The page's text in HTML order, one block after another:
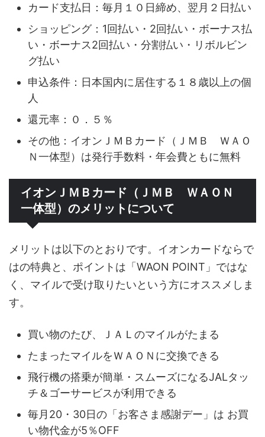
カード支払日：毎月１０日締め、翌月２日払い
ショッピング：1回払い・2回払い・ボーナス払
い・ボーナス2回払い・分割払い・リボルビン
グ払い
申込条件：日本国内に居住する１８歳以上の個
人
還元率：０．５％
その他：イオンＪＭＢカード（ＪＭＢ ＷＡＯ
Ｎ一体型）は発行手数料・年会費ともに無料
イオンＪＭＢカード（ＪＭＢ ＷＡＯＮ
一体型）のメリットについて
メリットは以下のとおりです。イオンカードならで
はの特典と、ポイントは「WAON POINT」ではな
く、マイルで受け取りたいという方にオススメしま
す。
買い物のたび、ＪＡＬのマイルがたまる
たまったマイルをＷＡＯＮに交換できる
飛行機の搭乗が簡単・スムーズになるJALタッ
チ＆ゴーサービスが利用できる
毎月20・30日の「お客さま感謝デー」は お買
い物代金が5％OFF